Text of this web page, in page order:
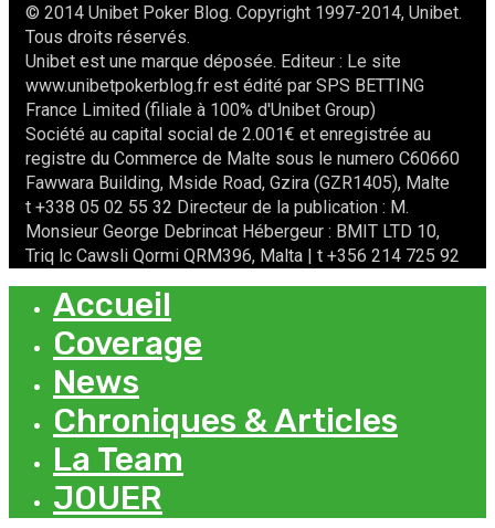
© 2014 Unibet Poker Blog. Copyright 1997-2014, Unibet.
Tous droits réservés.
Unibet est une marque déposée. Editeur : Le site
www.unibetpokerblog.fr est édité par SPS BETTING
France Limited (filiale à 100% d'Unibet Group)
Société au capital social de 2.001€ et enregistrée au
registre du Commerce de Malte sous le numero C60660
Fawwara Building, Mside Road, Gzira (GZR1405), Malte
t +338 05 02 55 32 Directeur de la publication : M.
Monsieur George Debrincat Hébergeur : BMIT LTD 10,
Triq lc Cawsli Qormi QRM396, Malta | t +356 214 725 92
Accueil
Coverage
News
Chroniques & Articles
La Team
JOUER